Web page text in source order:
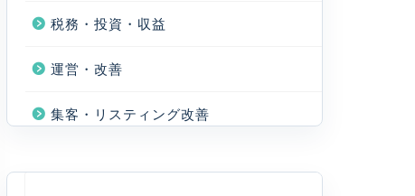
税務・投資・収益
運営・改善
集客・リスティング改善